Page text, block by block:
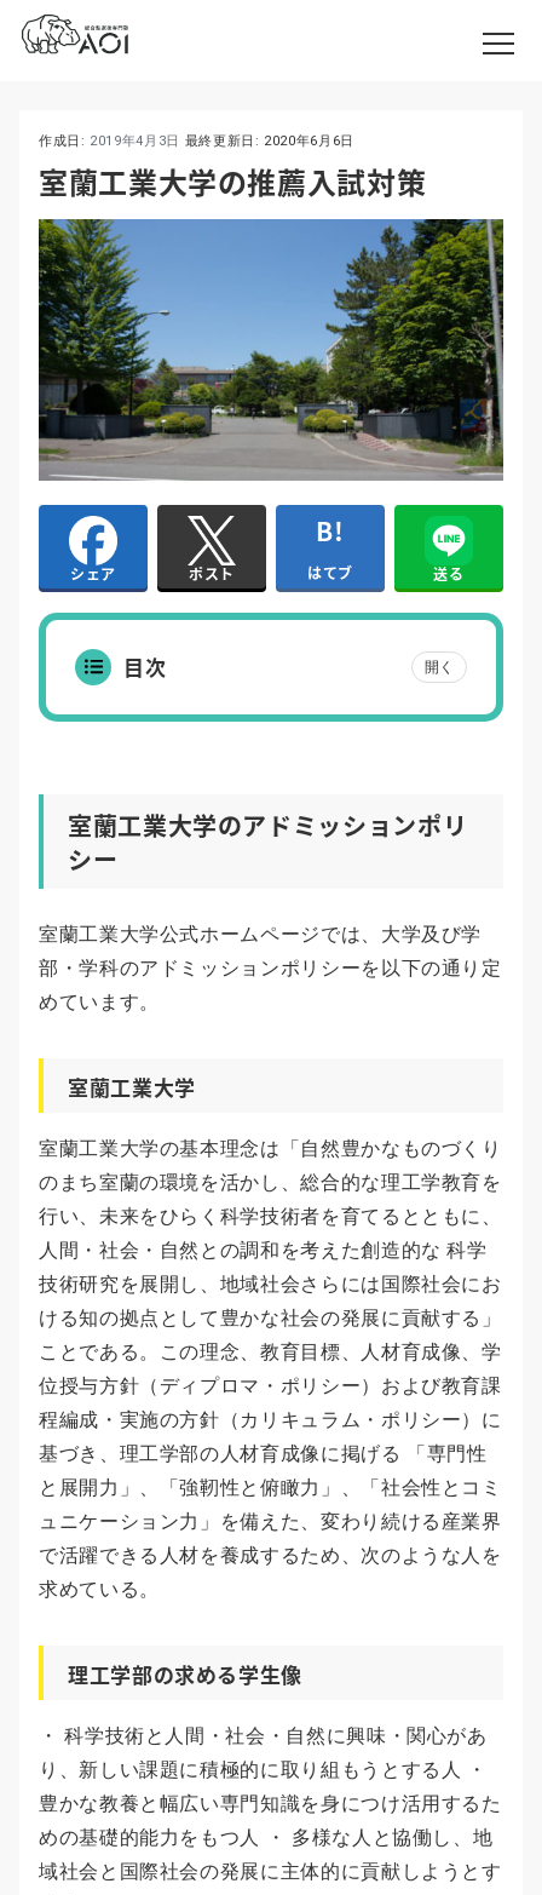
作成日: 2019年4月3日 最終更新日: 2020年6月6日
室蘭工業大学の推薦入試対策
シェア ポスト はてブ 送る
目次 開く
室蘭工業大学のアドミッションポリ
シー
室蘭工業大学公式ホームページでは、大学及び学
部・学科のアドミッションポリシーを以下の通り定
めています。
室蘭工業大学
室蘭工業大学の基本理念は「自然豊かなものづくり
のまち室蘭の環境を活かし、総合的な理工学教育を
行い、未来をひらく科学技術者を育てるとともに、
人間・社会・自然との調和を考えた創造的な 科学
技術研究を展開し、地域社会さらには国際社会にお
ける知の拠点として豊かな社会の発展に貢献する」
ことである。この理念、教育目標、人材育成像、学
位授与方針（ディプロマ・ポリシー）および教育課
程編成・実施の方針（カリキュラム・ポリシー）に
基づき、理工学部の人材育成像に掲げる 「専門性
と展開力」、「強靭性と俯瞰力」、「社会性とコミ
ュニケーション力」を備えた、変わり続ける産業界
で活躍できる人材を養成するため、次のような人を
求めている。
理工学部の求める学生像
・ 科学技術と人間・社会・自然に興味・関心があ
り、新しい課題に積極的に取り組もうとする人 ・
豊かな教養と幅広い専門知識を身につけ活用するた
めの基礎的能力をもつ人 ・ 多様な人と協働し、地
域社会と国際社会の発展に主体的に貢献しようとす